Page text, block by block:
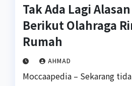
Tak Ada Lagi
Berikut Olahraga
Rumah
AHMAD
Moccaapedia – Sekarang